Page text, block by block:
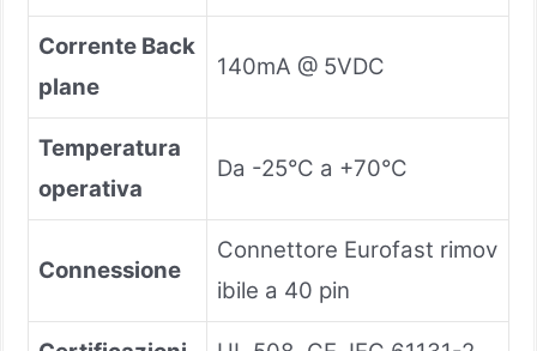
Corrente Back
plane
140mA @ 5VDC
Temperatura
operativa
Da -25°C a +70°C
Connessione
Connettore Eurofast rimov
ibile a 40 pin